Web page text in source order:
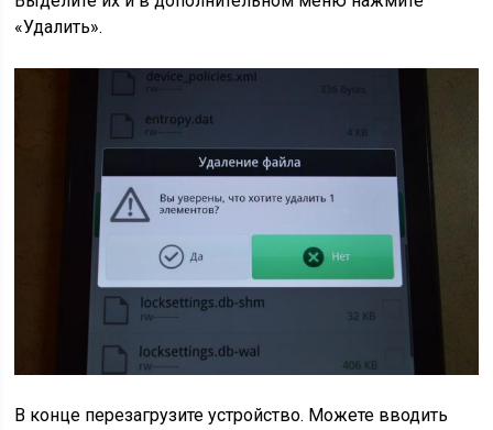
«Удалить».
В конце перезагрузите устройство. Можете вводить